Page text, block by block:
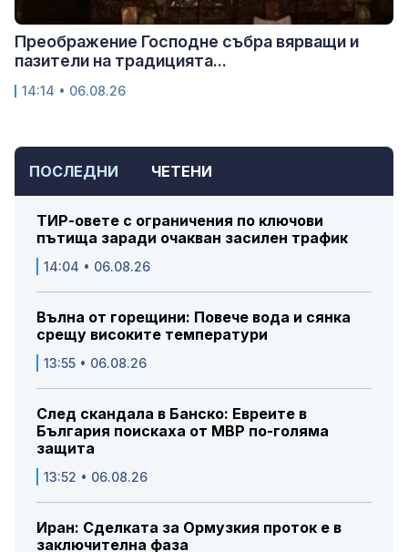
ПОСЛЕДНИ ЧЕТЕНИ
ТИР-овете с ограничения по ключови
пътища заради очакван засилен трафик
14:04 • 06.08.26
Вълна от горещини: Повече вода и сянка
срещу високите температури
13:55 • 06.08.26
След скандала в Банско: Евреите в
България поискаха от МВР по-голяма
защита
13:52 • 06.08.26
Иран: Сделката за Ормузкия проток е в
заключителна фаза
Преображение Господне събра вярващи и
пазители на традицията...
14:14 • 06.08.26